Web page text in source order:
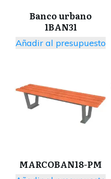
Banco urbano
1BAN31
Añadir al presupuesto
MARCOBAN18-PM